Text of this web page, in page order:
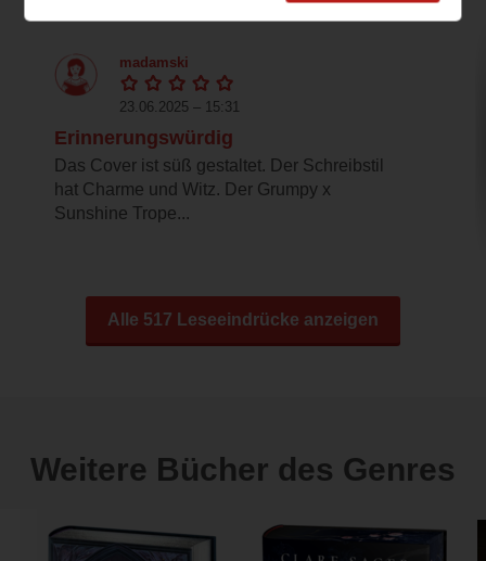
madamski
23.06.2025 – 15:31
Erinnerungswürdig
Das Cover ist süß gestaltet. Der Schreibstil
hat Charme und Witz. Der Grumpy x
Sunshine Trope...
Alle 517 Leseeindrücke anzeigen
Weitere Bücher des Genres